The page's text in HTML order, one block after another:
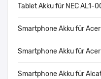
Tablet Akku für NEC AL1-
Smartphone Akku für
Smartphone Akku für
Smartphone Akku für